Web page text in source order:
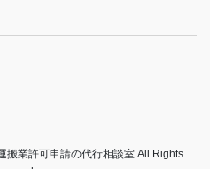
搬業許可申請の代行相談室 All Rights